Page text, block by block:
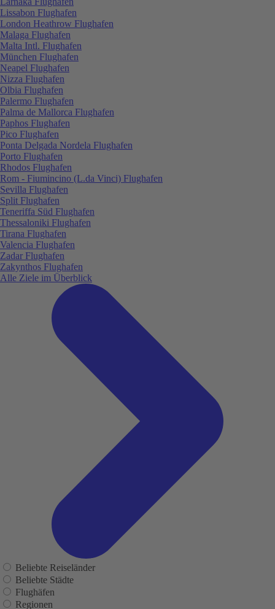
Lissabon Flughafen
London Heathrow Flughafen
Malaga Flughafen
Malta Intl. Flughafen
München Flughafen
Neapel Flughafen
Nizza Flughafen
Olbia Flughafen
Palermo Flughafen
Palma de Mallorca Flughafen
Paphos Flughafen
Pico Flughafen
Ponta Delgada Nordela Flughafen
Porto Flughafen
Rhodos Flughafen
Rom - Fiumincino (L.da Vinci) Flughafen
Sevilla Flughafen
Split Flughafen
Teneriffa Süd Flughafen
Thessaloniki Flughafen
Tirana Flughafen
Valencia Flughafen
Zadar Flughafen
Zakynthos Flughafen
Alle Ziele im Überblick
Beliebte Reiseländer
Beliebte Städte
Flughäfen
Regionen